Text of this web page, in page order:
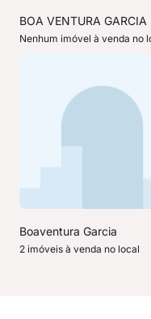
BOA VENTURA GARCIA
Nenhum imóvel à venda no
Boaventura Garcia
2 imóveis à venda no local